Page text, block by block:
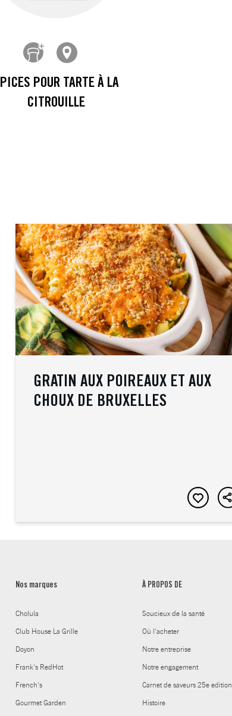
POUR TARTE À LA
CITROUILLE
GRATIN AUX POIREAUX ET AUX
CHOUX DE BRUXELLES
Nos marques
Cholula
Club House La Grille
Doyon
Frank's RedHot
French's
Gourmet Garden
À PROPOS DE
Soucieux de la santé
Où l'acheter
Notre entreprise
Notre engagement
Carnet de saveurs 25e edition
Histoire